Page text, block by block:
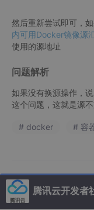
然后重新尝试即可，
内可用Docker镜像源
使用的源地址
问题解析
如果没有换源操作，
这个问题，这就是源
# docker # 容
腾讯云开发者